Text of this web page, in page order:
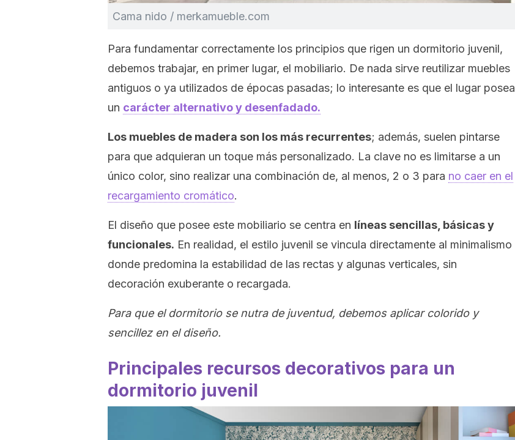
Cama nido / merkamueble.com
Para fundamentar correctamente los principios que rigen un dormitorio juvenil,
debemos trabajar, en primer lugar, el mobiliario. De nada sirve reutilizar muebles
antiguos o ya utilizados de épocas pasadas; lo interesante es que el lugar posea
un carácter alternativo y desenfadado.
Los muebles de madera son los más recurrentes; además, suelen pintarse
para que adquieran un toque más personalizado. La clave no es limitarse a un
único color, sino realizar una combinación de, al menos, 2 o 3 para no caer en el
recargamiento cromático.
El diseño que posee este mobiliario se centra en líneas sencillas, básicas y
funcionales. En realidad, el estilo juvenil se vincula directamente al minimalismo
donde predomina la estabilidad de las rectas y algunas verticales, sin
decoración exuberante o recargada.
Para que el dormitorio se nutra de juventud, debemos aplicar colorido y
sencillez en el diseño.
Principales recursos decorativos para un
dormitorio juvenil